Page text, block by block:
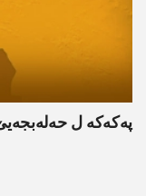
پەکەکە ل